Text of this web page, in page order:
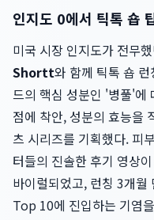
인지도 0에서 틱톡 숍
미국 시장 인지도가 전무
Shortt와 함께 틱톡 숍
드의 핵심 성분인 '병풀'에
점에 착안, 성분의 효능을
츠 시리즈를 기획했다. 피
터들의 진솔한 후기 영상
바이럴되었고, 런칭 3개월
Top 10에 진입하는 기염